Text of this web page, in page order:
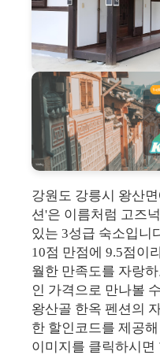
강원도 강릉시 왕산
션'은 이름처럼 고즈
있는 3성급 숙소입니
10점 만점에 9.5점이
월한 만족도를 자랑
인 가격으로 만나볼
왕산골 한옥 펜션의
한 할인코드를 제공
이미지를 클릭하시면